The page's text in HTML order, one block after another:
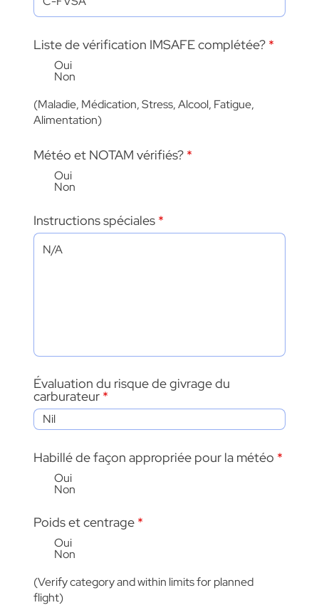
Liste de vérification IMSAFE complétée? *
Oui
Non
(Maladie, Médication, Stress, Alcool, Fatigue,
Alimentation)
Météo et NOTAM vérifiés? *
Oui
Non
Instructions spéciales
Habillé de façon appropriée pour la météo *
Oui
Non
Poids et centrage *
Oui
Non
(Verify category and within limits for planned
flight)
Évaluation du risque de givrage du
carburateur